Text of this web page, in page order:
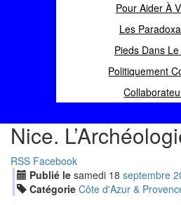
Pour Aider À
Les
Pieds Dans
Politiquement
Nice.
RSS Facebook
Publié le samedi 18 septembre
Catégorie Côte d'Azur &